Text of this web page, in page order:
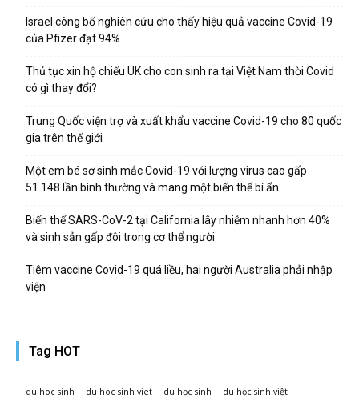
Israel công bố nghiên cứu cho thấy hiệu quả vaccine Covid-19
của Pfizer đạt 94%
Thủ tục xin hộ chiếu UK cho con sinh ra tại Việt Nam thời Covid
có gì thay đổi?
Trung Quốc viện trợ và xuất khẩu vaccine Covid-19 cho 80 quốc
gia trên thế giới
Một em bé sơ sinh mắc Covid-19 với lượng virus cao gấp
51.148 lần bình thường và mang một biến thể bí ẩn
Biến thể SARS-CoV-2 tại California lây nhiễm nhanh hơn 40%
và sinh sản gấp đôi trong cơ thể người
Tiêm vaccine Covid-19 quá liều, hai người Australia phải nhập
viện
Tag HOT
du hoc sinh du hoc sinh viet du học sinh du học sinh việt